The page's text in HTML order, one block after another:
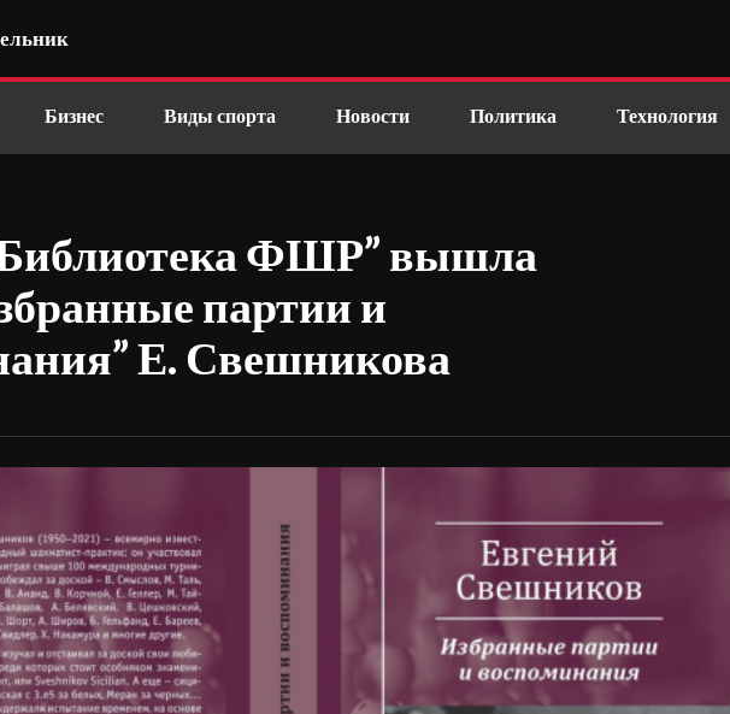
Бизнес Виды спорта Новости Политика Технология
ФШР” вышла
партии и
Е. Свешникова